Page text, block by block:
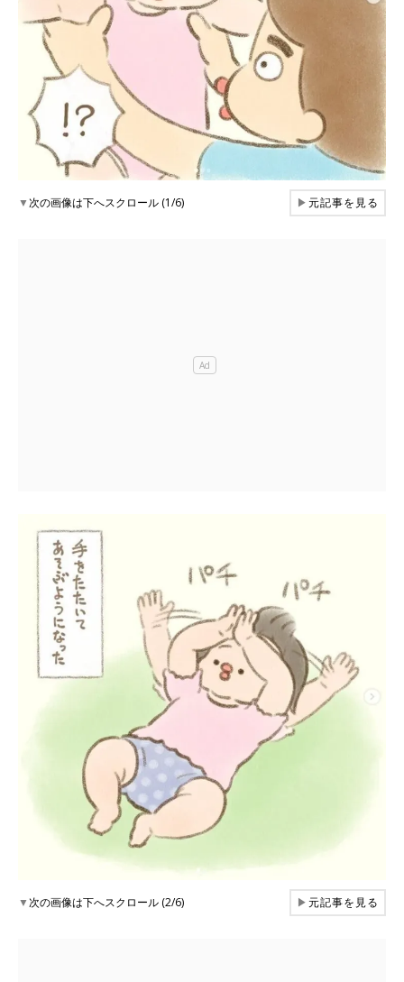
▼次の画像は下へスクロール (1/6) ▶元記事を見る
▼次の画像は下へスクロール (2/6) ▶元記事を見る